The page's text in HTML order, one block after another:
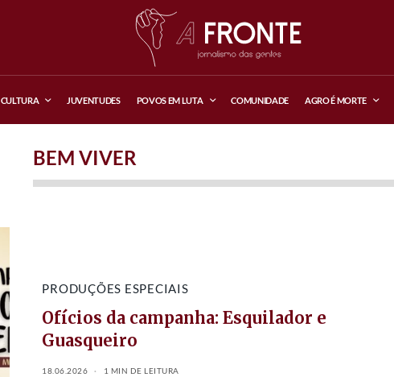
CULTURA JUVENTUDES POVOS EM LUTA COMUNIDADE AGRO É MORTE
BEM VIVER
PRODUÇÕES ESPECIAIS
Ofícios da campanha: Esquilador e
Guasqueiro
18.06.2026 1 MIN DE LEITURA